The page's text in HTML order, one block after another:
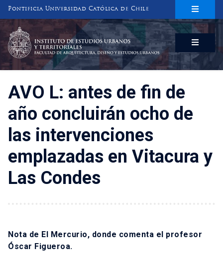
Pontificia Universidad Católica de Chile
INSTITUTO DE ESTUDIOS URBANOS
Y TERRITORIALES
FACULTAD DE ARQUITECTURA, DISEÑO Y ESTUDIOS URBANOS
AVO L: antes de fin de
año concluirán ocho de
las intervenciones
emplazadas en Vitacura y
Las Condes
Nota de El Mercurio, donde comenta el profesor
Óscar Figueroa.